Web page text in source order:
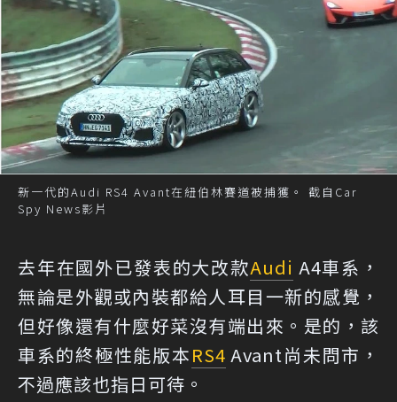
新一代的Audi RS4 Avant在紐伯林賽道被捕獲。 截自Car
Spy News影片
去年在國外已發表的大改款Audi A4車系，
無論是外觀或內裝都給人耳目一新的感覺，
但好像還有什麼好菜沒有端出來。是的，該
車系的終極性能版本RS4 Avant尚未問市，
不過應該也指日可待。